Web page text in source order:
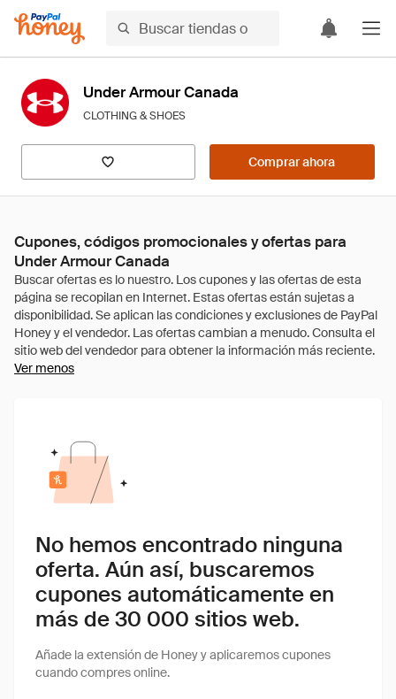
Under Armour Canada
CLOTHING & SHOES
Comprar ahora
Cupones, códigos promocionales y ofertas para
Under Armour Canada
Ver menos
No hemos encontrado ninguna
oferta. Aún así, buscaremos
cupones automáticamente en
más de 30 000 sitios web.
Añade la extensión de Honey y aplicaremos cupones
cuando compres online.